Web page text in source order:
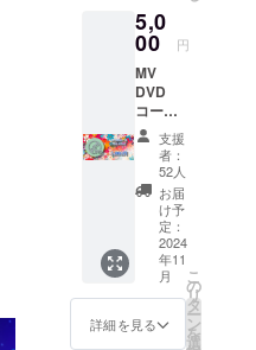
み、お
名前や
日付な
どは入
りませ
ん)
5,0
00 円
MV
DVD
コース
（サイ
ン入
り） 完
成した
MVを
DVDに
パッ
ケージ
しま
す。 一
般販売
は現時
支援
者：
52人
お届
け予
定：
2024
年11
月
詳細を見る
こ
の
リ
タ
ー
ン
を
選